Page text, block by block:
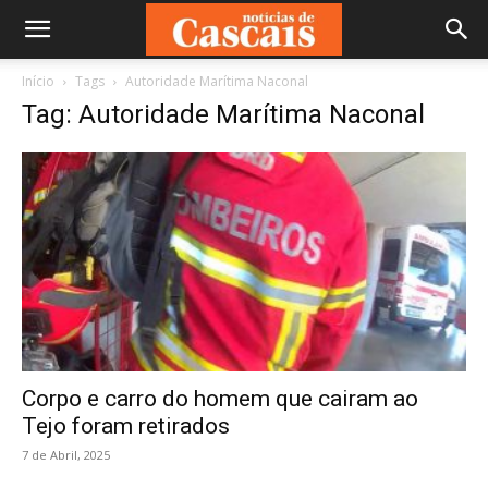
Início Tags Autoridade Marítima Naconal
Tag: Autoridade Marítima Naconal
Corpo e carro do homem que cairam ao
Tejo foram retirados
7 de Abril, 2025